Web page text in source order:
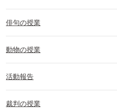
俳句の授業
動物の授業
活動報告
裁判の授業